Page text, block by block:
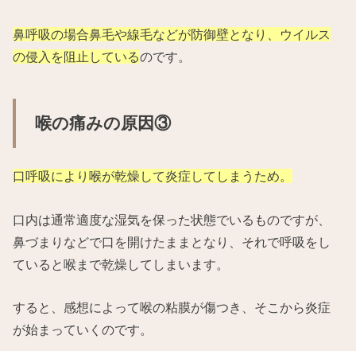
鼻呼吸の場合鼻毛や線毛などが防御壁となり、ウイルス
の侵入を阻止しているのです。
喉の痛みの原因③
口呼吸により喉が乾燥して炎症してしまうため。
口内は通常適度な湿気を保った状態でいるものですが、
鼻づまりなどで口を開けたままとなり、それで呼吸をし
ていると喉まで乾燥してしまいます。
すると、感想によって喉の粘膜が傷つき、そこから炎症
が始まっていくのです。